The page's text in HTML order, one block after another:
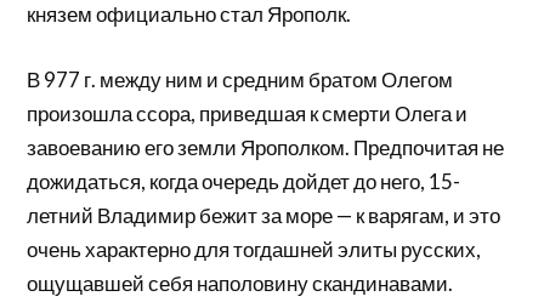
князем официально стал Ярополк.
В 977 г. между ним и средним братом Олегом
произошла ссора, приведшая к смерти Олега и
завоеванию его земли Ярополком. Предпочитая не
дожидаться, когда очередь дойдет до него, 15-
летний Владимир бежит за море — к варягам, и это
очень характерно для тогдашней элиты русских,
ощущавшей себя наполовину скандинавами.